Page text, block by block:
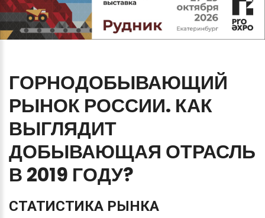
ГОРНОДОБЫВАЮЩИЙ
РЫНОК РОССИИ. КАК
ВЫГЛЯДИТ
ДОБЫВАЮЩАЯ ОТРАСЛЬ
В 2019 ГОДУ?
СТАТИСТИКА РЫНКА